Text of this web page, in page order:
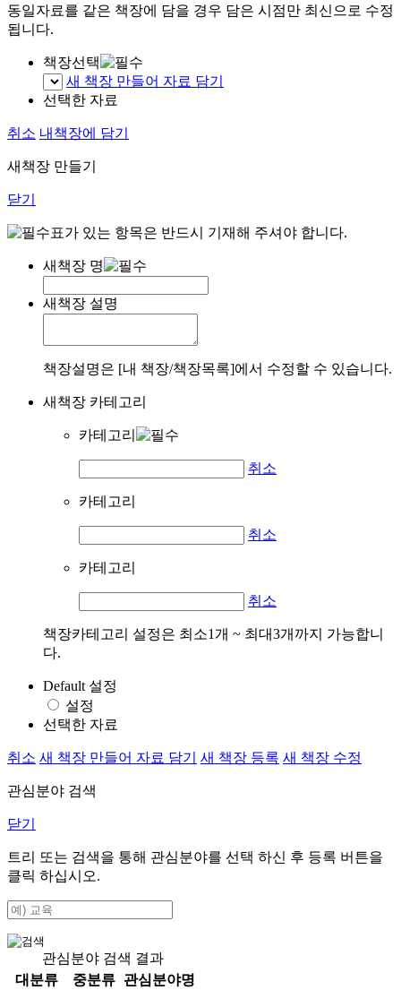
동일자료를 같은 책장에 담을 경우 담은 시점만 최신으로 수정
됩니다.
책장선택
새 책장 만들어 자료 담기
선택한 자료
취소 내책장에 담기
새책장 만들기
닫기
표가 있는 항목은 반드시 기재해 주셔야 합니다.
새책장 명
새책장 설명
책장설명은 [내 책장/책장목록]에서 수정할 수 있습니다.
새책장 카테고리
카테고리
취소
카테고리
취소
카테고리
취소
책장카테고리 설정은 최소1개 ~ 최대3개까지 가능합니
다.
Default 설정
설정
선택한 자료
취소 새 책장 만들어 자료 담기 새 책장 등록 새 책장 수정
관심분야 검색
닫기
트리 또는 검색을 통해 관심분야를 선택 하신 후 등록 버튼을
클릭 하십시오.
관심분야 검색 결과
대분류
중분류
관심분야명